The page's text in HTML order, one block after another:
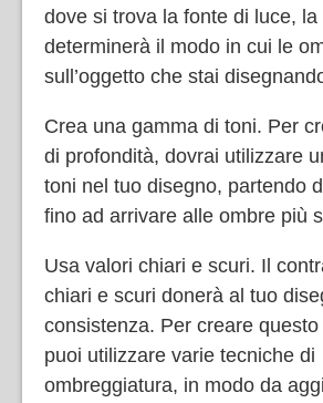
dove si trova la fonte di luce, la
determinerà il modo in cui le
sull’oggetto che stai
Crea una gamma di toni. Per
di profondità, dovrai utilizzare
toni nel tuo disegno, partendo
fino ad arrivare alle ombre più
Usa valori chiari e scuri. Il
chiari e scuri donerà al tuo
consistenza. Per creare
puoi utilizzare varie tecniche di
ombreggiatura, in modo da